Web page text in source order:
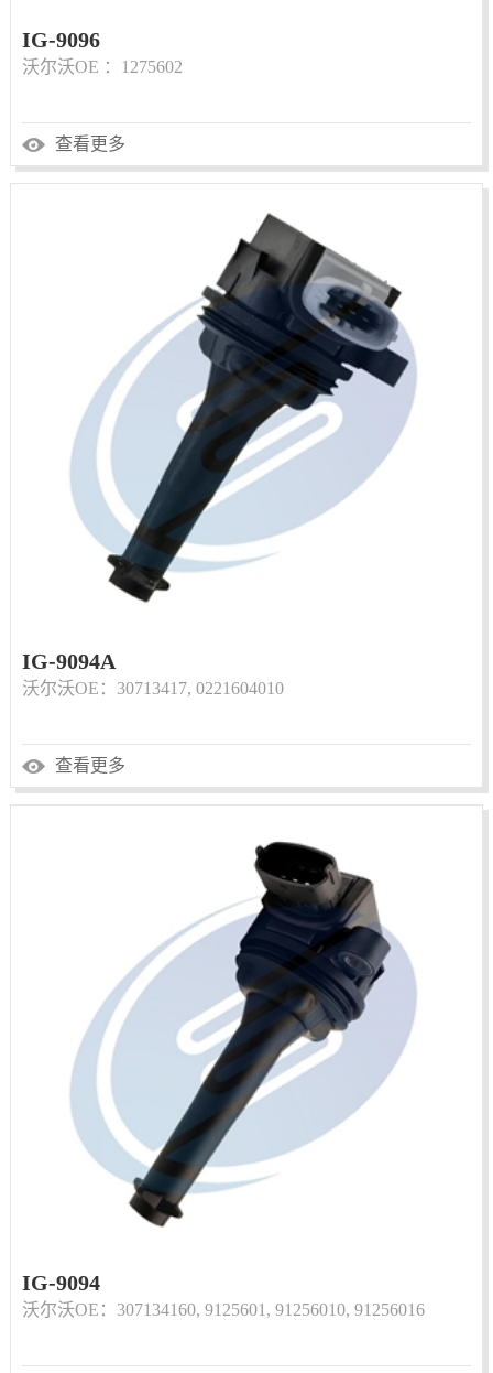
IG-9096
沃尔沃OE ：1275602
查看更多
IG-9094A
沃尔沃OE：30713417, 0221604010
查看更多
IG-9094
沃尔沃OE：307134160, 9125601, 91256010, 91256016